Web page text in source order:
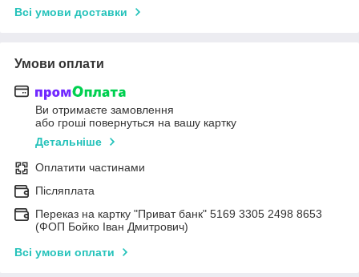
Всі умови доставки
Умови оплати
Ви отримаєте замовлення
або гроші повернуться на вашу картку
Детальніше
Оплатити частинами
Післяплата
Переказ на картку "Приват банк" 5169 3305 2498 8653
(ФОП Бойко Іван Дмитрович)
Всі умови оплати